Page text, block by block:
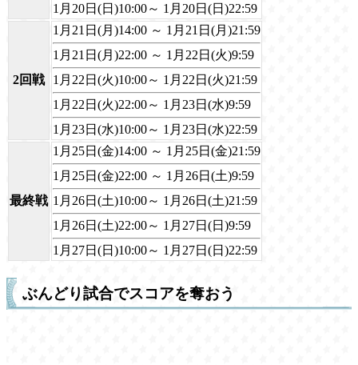
1月20日(日)10:00～ 1月20日(日)22:59
2回戦
1月21日(月)14:00 ～ 1月21日(月)21:59
1月21日(月)22:00 ～ 1月22日(火)9:59
1月22日(火)10:00～ 1月22日(火)21:59
1月22日(火)22:00～ 1月23日(水)9:59
1月23日(水)10:00～ 1月23日(水)22:59
最終戦
1月25日(金)14:00 ～ 1月25日(金)21:59
1月25日(金)22:00 ～ 1月26日(土)9:59
1月26日(土)10:00～ 1月26日(土)21:59
1月26日(土)22:00～ 1月27日(日)9:59
1月27日(日)10:00～ 1月27日(日)22:59
ぶんどり試合でスコアを奪おう